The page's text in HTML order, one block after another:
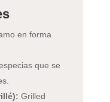
en forma
que se
Grilled